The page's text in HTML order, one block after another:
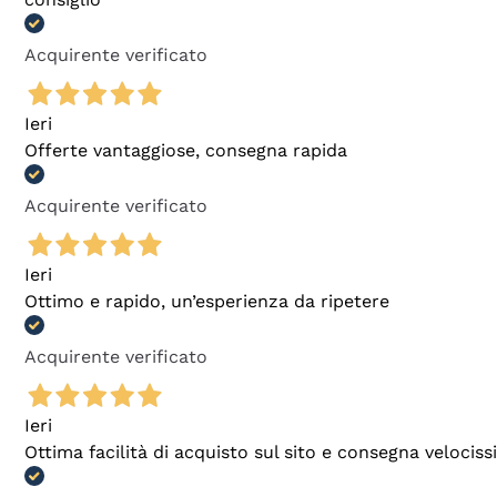
Acquirente verificato
Ieri
Offerte vantaggiose, consegna rapida
Acquirente verificato
Ieri
Ottimo e rapido, un’esperienza da ripetere
Acquirente verificato
Ieri
Ottima facilità di acquisto sul sito e consegna